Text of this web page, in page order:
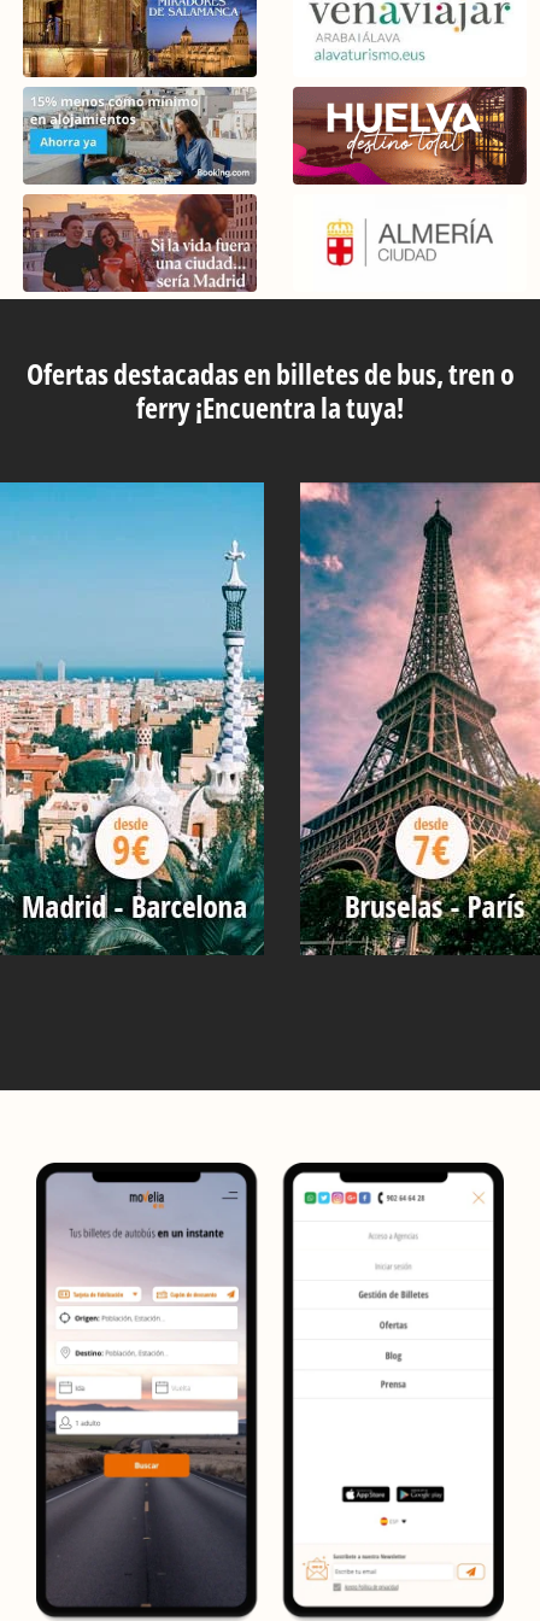
Ofertas destacadas en billetes de bus, tren o
ferry ¡Encuentra la tuya!